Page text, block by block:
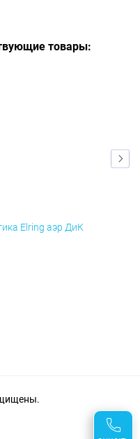
товары:
Elring аэр ДиК